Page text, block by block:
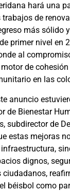
hará una
de
más sólido
primer nivel en
al
de
en las
anuncio
de Bienestar
subdirector de
estas mejoras
dignos,
ciudadanos,
béisbol como